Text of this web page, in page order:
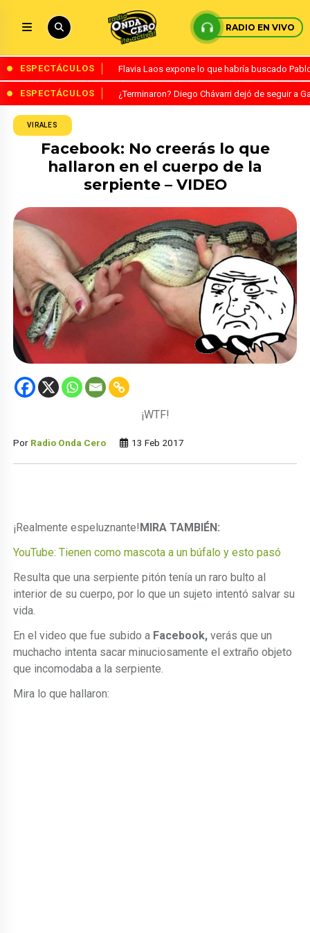
RADIO EN VIVO
ESPECTÁCULOS Flavia Laos expone lo que habría buscado
ESPECTÁCULOS ¿Terminaron? Diego Chávarri dejó de seguir a
VIRALES
Facebook: No creerás lo que
hallaron en el cuerpo de la
serpiente – VIDEO
¡WTF!
Por Radio Onda Cero 13 Feb 2017
¡Realmente espeluznante!MIRA TAMBIÉN:
YouTube: Tienen como mascota a un búfalo y esto pasó
Resulta que una serpiente pitón tenía un raro bulto al
interior de su cuerpo, por lo que un sujeto intentó salvar su
vida.
En el video que fue subido a Facebook, verás que un
muchacho intenta sacar minuciosamente el extraño objeto
que incomodaba a la serpiente.
Mira lo que hallaron: